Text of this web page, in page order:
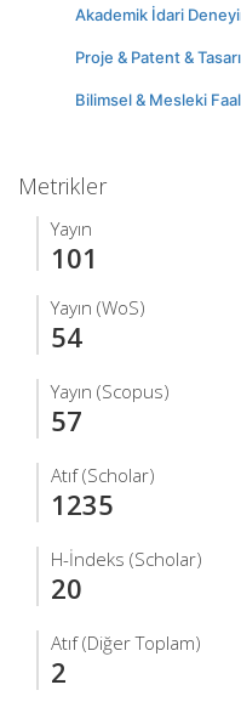
Akademik İdari
Proje & Patent &
Bilimsel & Mesleki
Metrikler
Yayın
101
Yayın (WoS)
54
Yayın (Scopus)
57
Atıf (Scholar)
1235
H-İndeks (Scholar)
20
Atıf (Diğer Toplam)
2